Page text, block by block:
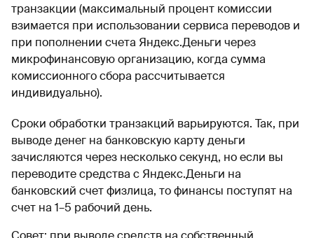
транзакции (максимальный процент комиссии
взимается при использовании сервиса переводов и
при пополнении счета Яндекс.Деньги через
микрофинансовую организацию, когда сумма
комиссионного сбора рассчитывается
индивидуально).
Сроки обработки транзакций варьируются. Так, при
выводе денег на банковскую карту деньги
зачисляются через несколько секунд, но если вы
переводите средства с Яндекс.Деньги на
банковский счет физлица, то финансы поступят на
счет на 1–5 рабочий день.